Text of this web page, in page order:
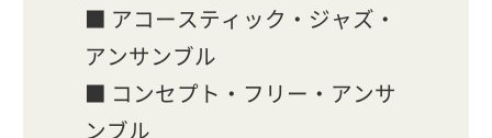
■ アコースティック・ジャズ・
アンサンブル
■ コンセプト・フリー・アンサ
ンブル